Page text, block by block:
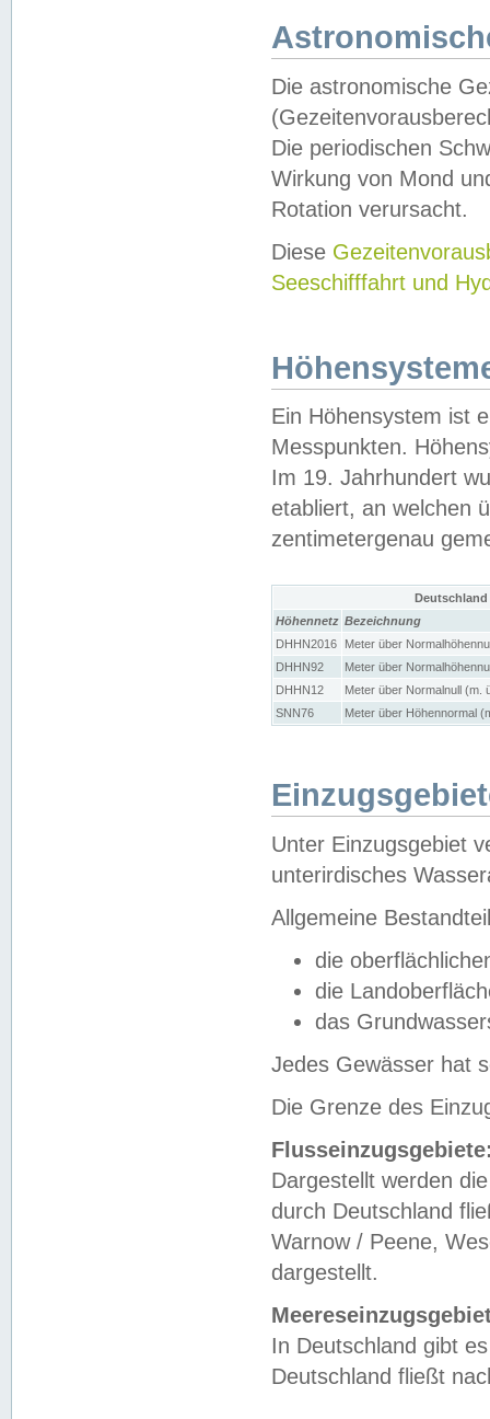
Die astronomische
Die periodischen
Wirkung von Mond
Rotation verursacht.
Diese
Seeschifffahrt und
Ein Höhensystem ist
Messpunkten.
Im 19. Jahrhundert
etabliert, an welchen
zentimetergenau
Höhennetz Bezeichnung
DHHN2016
Meter über
DHHN92
Meter über
DHHN12
Meter über Normalnull (m.
SNN76
Meter über Höhennormal
Unter Einzugsgebiet
unterirdisches
Allgemeine
die
die
das
Jedes Gewässer hat
Die Grenze des
Dargestellt werden
durch Deutschland
Warnow / Peene,
dargestellt.
In Deutschland gibt
Deutschland fließt